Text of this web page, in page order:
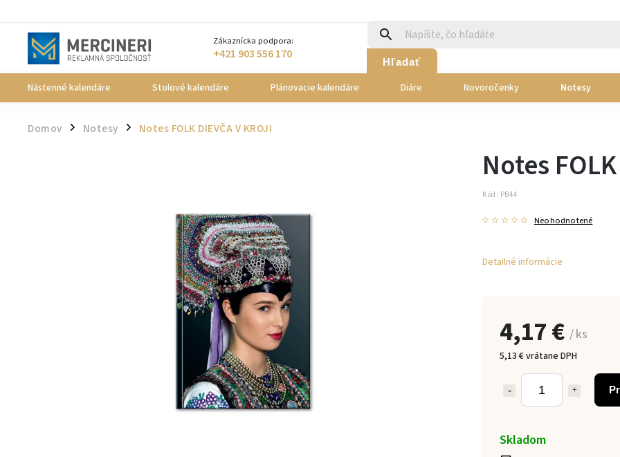
Zákaznícka podpora:
+421 903 556 170 Hľadať
Nástenné kalendáre Stolové kalendáre Plánovacie kalendáre Diáre Novoročenky Notesy
Domov / Notesy / Notes FOLK DIEVČA V KROJI
4,17 € / ks
5,13 € vrátane DPH
Skladom
Notes
Kód: PB44
Neohodnotené
Detailné informácie